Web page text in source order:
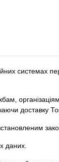
системах
доставку
даних.